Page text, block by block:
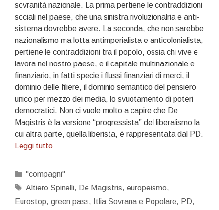
sovranità nazionale. La prima pertiene le contraddizioni
sociali nel paese, che una sinistra rivoluzionalria e anti-
sistema dovrebbe avere. La seconda, che non sarebbe
nazionalismo ma lotta antimperialista e anticolonialista,
pertiene le contraddizioni tra il popolo, ossia chi vive e
lavora nel nostro paese, e il capitale multinazionale e
finanziario, in fatti specie i flussi finanziari di merci, il
dominio delle filiere, il dominio semantico del pensiero
unico per mezzo dei media, lo svuotamento di poteri
democratici. Non ci vuole molto a capire che De
Magistris è la versione “progressista” del liberalismo la
cui altra parte, quella liberista, è rappresentata dal PD.
Leggi tuttoVogliamo
politica?
Parliamone.
Categorie
"compagni"
Tag
Altiero Spinelli, De Magistris, europeismo,
Eurostop, green pass, Itlia Sovrana e Popolare, PD,